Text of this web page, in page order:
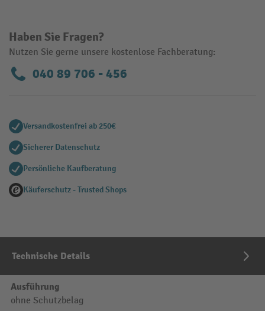
Haben Sie Fragen?
Nutzen Sie gerne unsere kostenlose Fachberatung:
040 89 706 - 456
Versandkostenfrei ab 250€
Sicherer Datenschutz
Persönliche Kaufberatung
Käuferschutz - Trusted Shops
Technische Details
Ausführung
ohne Schutzbelag